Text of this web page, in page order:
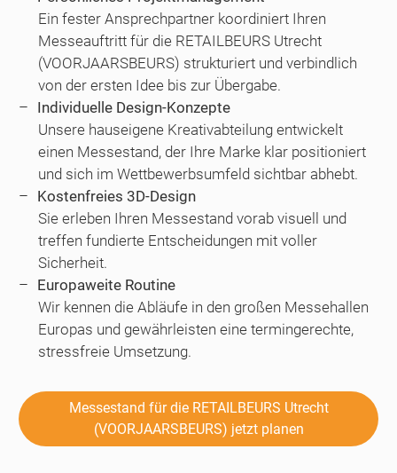
Ein fester Ansprechpartner koordiniert Ihren
Messeauftritt für die RETAILBEURS Utrecht
(VOORJAARSBEURS) strukturiert und verbindlich
von der ersten Idee bis zur Übergabe.
Individuelle Design-Konzepte
Unsere hauseigene Kreativabteilung entwickelt
einen Messestand, der Ihre Marke klar positioniert
und sich im Wettbewerbsumfeld sichtbar abhebt.
Kostenfreies 3D-Design
Sie erleben Ihren Messestand vorab visuell und
treffen fundierte Entscheidungen mit voller
Sicherheit.
Europaweite Routine
Wir kennen die Abläufe in den großen Messehallen
Europas und gewährleisten eine termingerechte,
stressfreie Umsetzung.
Messestand für die RETAILBEURS Utrecht
(VOORJAARSBEURS) jetzt planen